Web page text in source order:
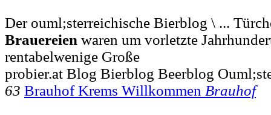
Der ouml;sterreichische Bierblog \ ...
Brauereien waren um vorletzte
rentabelwenige Große
probier.at Blog Bierblog Beerblog
63 Brauhof Krems Willkommen Brauhof